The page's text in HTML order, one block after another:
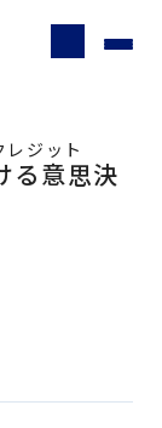
ジット
る意思決